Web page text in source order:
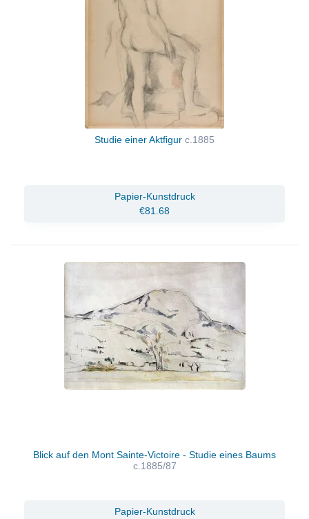
Studie einer Aktfigur c.1885
Papier-Kunstdruck
€81.68
Blick auf den Mont Sainte-Victoire - Studie eines Baums
c.1885/87
Papier-Kunstdruck